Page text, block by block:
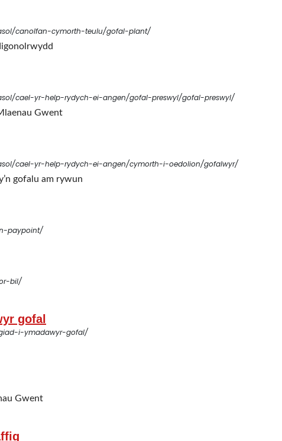
canolfan-cymorth-teulu/gofal-plant/
cael-yr-help-rydych-ei-angen/gofal-preswyl/gofal-preswyl/
Gwent
cael-yr-help-rydych-ei-angen/cymorth-i-oedolion/gofalwyr/
gofalu am rywun
paypoint/
bil/
gofal
i-ymadawyr-gofal/
Gwent